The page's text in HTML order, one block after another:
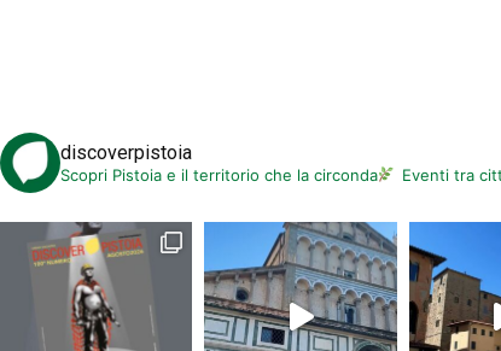
discoverpistoia
Scopri Pistoia e il territorio che la circonda Eventi tra